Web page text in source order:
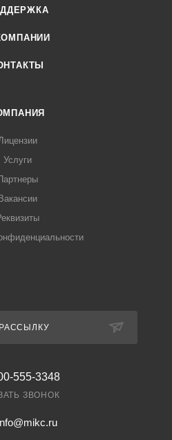
Услуги
Вакансии
555-3348
ЗВОНОК